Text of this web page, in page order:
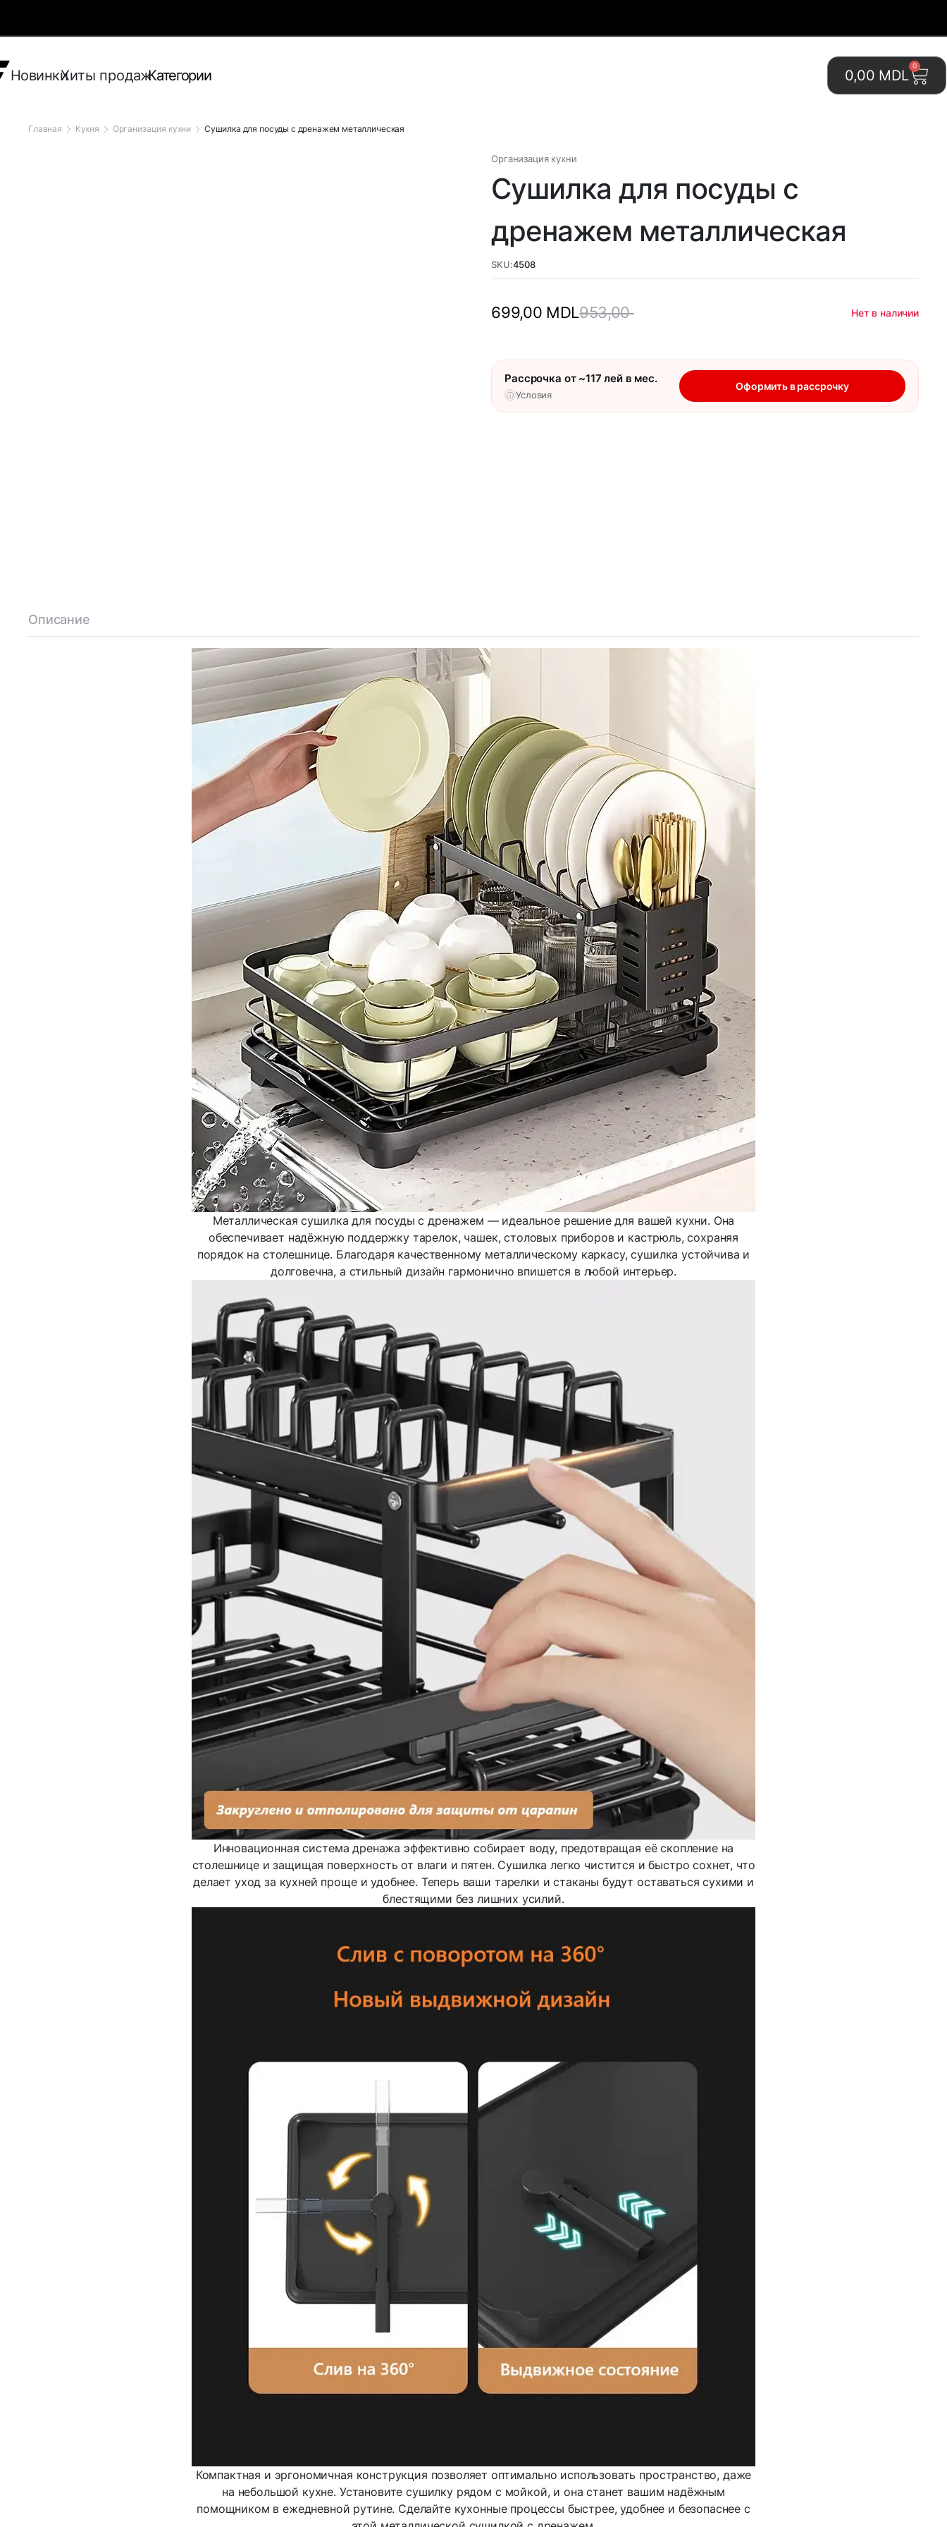
НовинкиХиты продажКатегории 0,00 MDL
0
Главная Кухня Организация кухни Сушилка для посуды с дренажем металлическая
Организация кухни
Сушилка для посуды с
дренажем металлическая
SKU:4508
953,00
699,00 MDL Нет в наличии
Рассрочка от ~117 лей в мес.
ⓘ Условия
Оформить в рассрочку
Описание
Металлическая сушилка для посуды с дренажем — идеальное решение для вашей кухни. Она
обеспечивает надёжную поддержку тарелок, чашек, столовых приборов и кастрюль, сохраняя
порядок на столешнице. Благодаря качественному металлическому каркасу, сушилка устойчива и
долговечна, а стильный дизайн гармонично впишется в любой интерьер.
Инновационная система дренажа эффективно собирает воду, предотвращая её скопление на
столешнице и защищая поверхность от влаги и пятен. Сушилка легко чистится и быстро сохнет, что
делает уход за кухней проще и удобнее. Теперь ваши тарелки и стаканы будут оставаться сухими и
блестящими без лишних усилий.
Компактная и эргономичная конструкция позволяет оптимально использовать пространство, даже
на небольшой кухне. Установите сушилку рядом с мойкой, и она станет вашим надёжным
помощником в ежедневной рутине. Сделайте кухонные процессы быстрее, удобнее и безопаснее с